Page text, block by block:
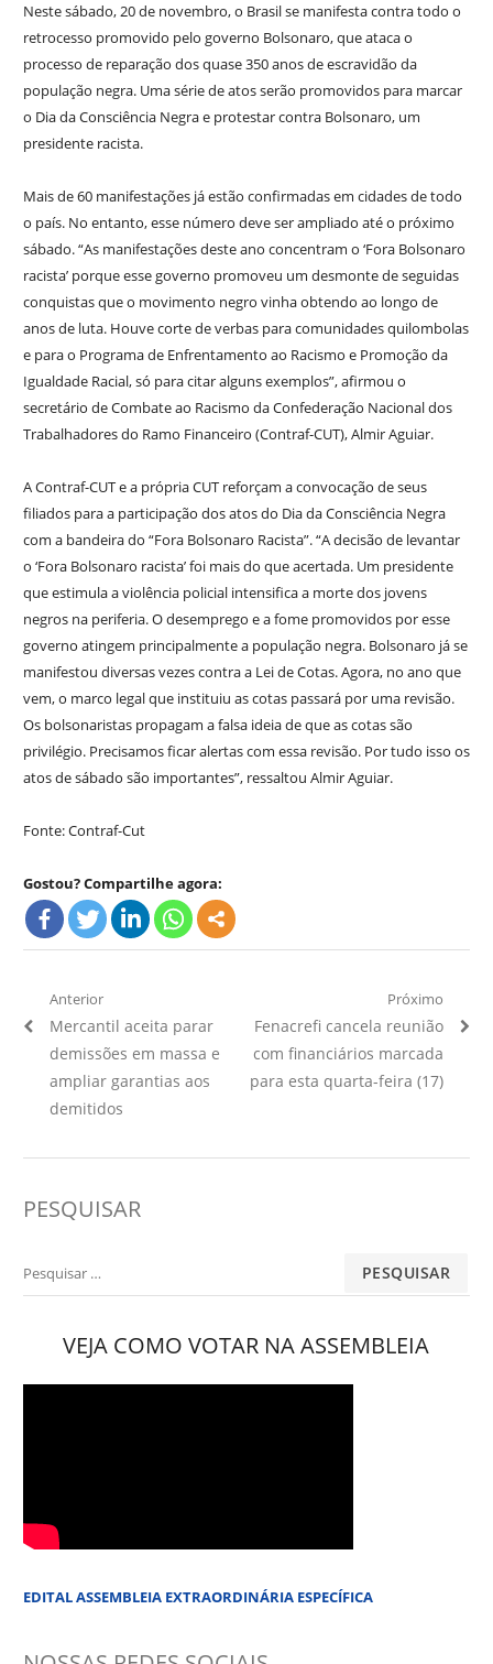
Neste sábado, 20 de novembro, o Brasil se manifesta contra todo o
retrocesso promovido pelo governo Bolsonaro, que ataca o
processo de reparação dos quase 350 anos de escravidão da
população negra. Uma série de atos serão promovidos para marcar
o Dia da Consciência Negra e protestar contra Bolsonaro, um
presidente racista.
Mais de 60 manifestações já estão confirmadas em cidades de todo
o país. No entanto, esse número deve ser ampliado até o próximo
sábado. “As manifestações deste ano concentram o ‘Fora Bolsonaro
racista’ porque esse governo promoveu um desmonte de seguidas
conquistas que o movimento negro vinha obtendo ao longo de
anos de luta. Houve corte de verbas para comunidades quilombolas
e para o Programa de Enfrentamento ao Racismo e Promoção da
Igualdade Racial, só para citar alguns exemplos”, afirmou o
secretário de Combate ao Racismo da Confederação Nacional dos
Trabalhadores do Ramo Financeiro (Contraf-CUT), Almir Aguiar.
A Contraf-CUT e a própria CUT reforçam a convocação de seus
filiados para a participação dos atos do Dia da Consciência Negra
com a bandeira do “Fora Bolsonaro Racista”. “A decisão de levantar
o ‘Fora Bolsonaro racista’ foi mais do que acertada. Um presidente
que estimula a violência policial intensifica a morte dos jovens
negros na periferia. O desemprego e a fome promovidos por esse
governo atingem principalmente a população negra. Bolsonaro já se
manifestou diversas vezes contra a Lei de Cotas. Agora, no ano que
vem, o marco legal que instituiu as cotas passará por uma revisão.
Os bolsonaristas propagam a falsa ideia de que as cotas são
privilégio. Precisamos ficar alertas com essa revisão. Por tudo isso os
atos de sábado são importantes”, ressaltou Almir Aguiar.
Fonte: Contraf-Cut
Gostou? Compartilhe agora:
Navegação
de
Post
Anterior
Artigo
Anterior:
Mercantil aceita parar
demissões em massa e
ampliar garantias aos
demitidos
Próximo
Próximo
Artigo:
Fenacrefi cancela reunião
com financiários marcada
para esta quarta-feira (17)
PESQUISAR
Pesquisar
VEJA COMO VOTAR NA ASSEMBLEIA
EDITAL ASSEMBLEIA EXTRAORDINÁRIA ESPECÍFICA